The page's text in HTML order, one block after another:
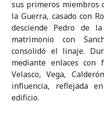
sus primeros miembros
la Guerra, casado con
desciende Pedro de
matrimonio con
consolidó el linaje.
mediante enlaces con
Velasco, Vega,
influencia, reflejada
edificio.